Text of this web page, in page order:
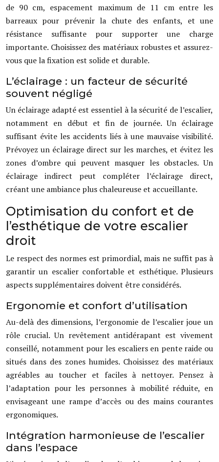
de 90 cm, espacement maximum de 11 cm entre les
barreaux pour prévenir la chute des enfants, et une
résistance suffisante pour supporter une charge
importante. Choisissez des matériaux robustes et assurez-
vous que la fixation est solide et durable.
L’éclairage : un facteur de sécurité
souvent négligé
Un éclairage adapté est essentiel à la sécurité de l’escalier,
notamment en début et fin de journée. Un éclairage
suffisant évite les accidents liés à une mauvaise visibilité.
Prévoyez un éclairage direct sur les marches, et évitez les
zones d’ombre qui peuvent masquer les obstacles. Un
éclairage indirect peut compléter l’éclairage direct,
créant une ambiance plus chaleureuse et accueillante.
Optimisation du confort et de
l’esthétique de votre escalier
droit
Le respect des normes est primordial, mais ne suffit pas à
garantir un escalier confortable et esthétique. Plusieurs
aspects supplémentaires doivent être considérés.
Ergonomie et confort d’utilisation
Au-delà des dimensions, l’ergonomie de l’escalier joue un
rôle crucial. Un revêtement antidérapant est vivement
conseillé, notamment pour les escaliers en pente raide ou
situés dans des zones humides. Choisissez des matériaux
agréables au toucher et faciles à nettoyer. Pensez à
l’adaptation pour les personnes à mobilité réduite, en
envisageant une rampe d’accès ou des mains courantes
ergonomiques.
Intégration harmonieuse de l’escalier
dans l’espace